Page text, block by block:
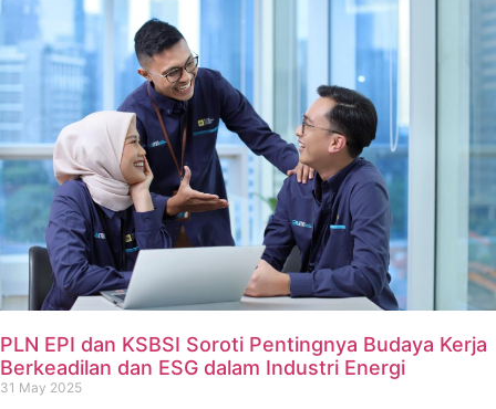
PLN EPI dan KSBSI Soroti Pentingnya Budaya Kerja
Berkeadilan dan ESG dalam Industri Energi
31 May 2025